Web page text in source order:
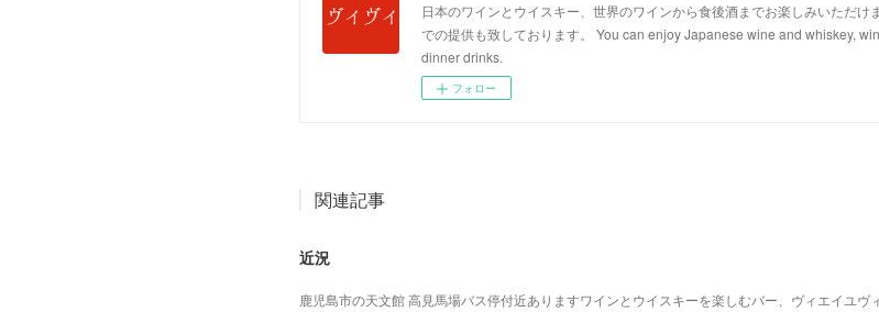
日本のワインとウイスキー、世界のワインから食後酒までお楽しみいただ
での提供も致しております。 You can enjoy Japanese wine and whiskey,
dinner drinks.
フォロー
関連記事
近況
鹿児島市の天文館 高見馬場バス停付近ありますワインとウイスキーを楽しむバー、ヴィエイユヴ